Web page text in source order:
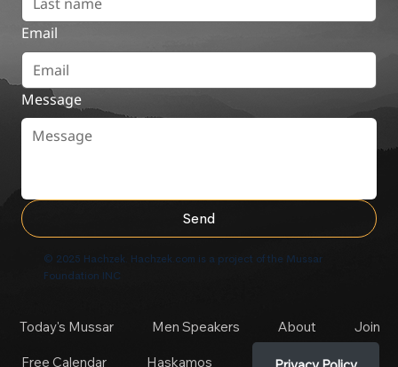
Email
Message
Send
© 2025 Hachzek. Hachzek.com is a project of the Mussar
Foundation INC
Today's Mussar Men Speakers About Join
Free Calendar Haskamos